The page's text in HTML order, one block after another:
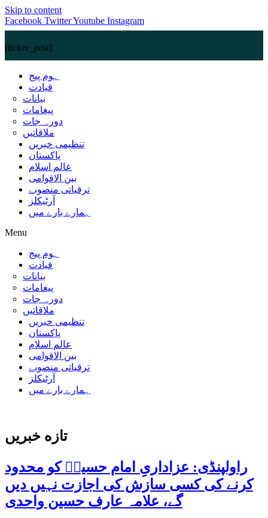
Skip to content
Facebook TwitterYoutube Instagram
[ticker_post]
ہوم پیج
قیادت
بیانات
پیغامات
دورہ جات
ملاقاتیں
تنظیمی خبریں
پاکستان
عالم اسلام
بین الاقوامی
ترقیاتی منصوبے
آرٹیکلز
ہمارے بارے میں
Menu
ہوم پیج
قیادت
بیانات
پیغامات
دورہ جات
ملاقاتیں
تنظیمی خبریں
پاکستان
عالم اسلام
بین الاقوامی
ترقیاتی منصوبے
آرٹیکلز
ہمارے بارے میں
تازه خبریں
راولپنڈی: عزاداریِ امام حسینؑ کو محدود
کرنے کی کسی سازش کی اجازت نہیں دیں
گے، علامہ عارف حسین واحدی